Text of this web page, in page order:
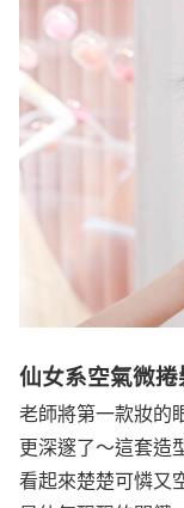
仙女系空氣微
老師將第一款妝的
更深邃了～這套造
看起來楚楚可憐又